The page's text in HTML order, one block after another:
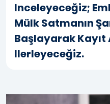
Inceleyeceğiz;
Mülk Satmanın
Başlayarak Kayıt
Ilerleyeceğiz.